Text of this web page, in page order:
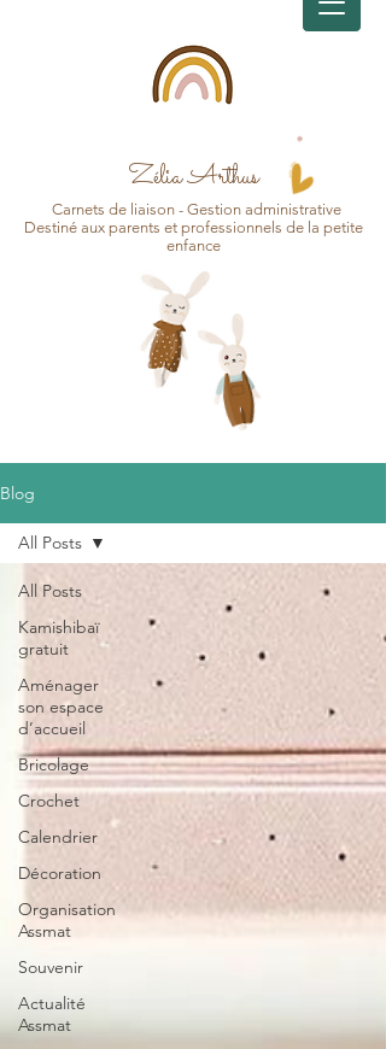
Zélia Arthus
Carnets de liaison - Gestion administrative
Destiné aux parents et professionnels de la petite
enfance
Blog
All Posts
Kamishibaï
gratuit
Aménager
son espace
d’accueil
Bricolage
Crochet
Calendrier
Décoration
Organisation
Assmat
Souvenir
Actualité
Assmat
All Posts